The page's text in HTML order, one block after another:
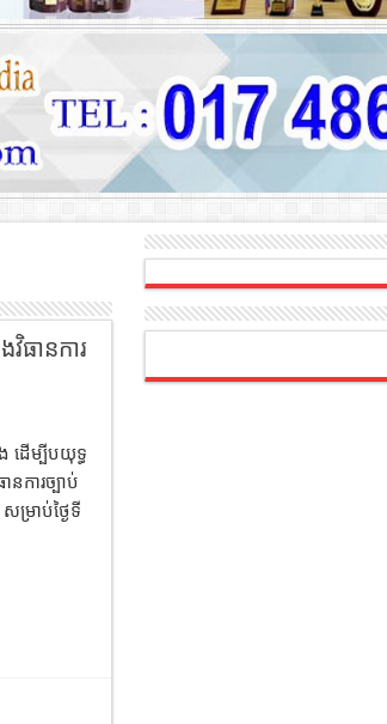
ធានការ
ដើម្បីបយុទ្ធ
ការច្បាប់
រាប់ថ្ងៃទី